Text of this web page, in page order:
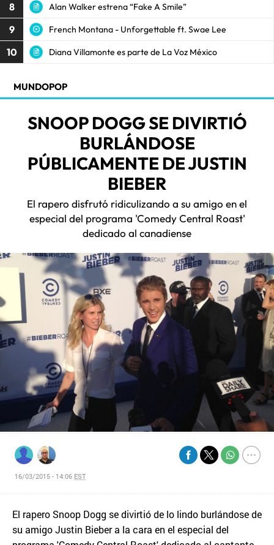
8 Alan Walker estrena “Fake A Smile”
9 French Montana - Unforgettable ft. Swae Lee
10 Diana Villamonte es parte de La Voz México
MUNDOPOP
SNOOP DOGG SE DIVIRTIÓ
BURLÁNDOSE
PÚBLICAMENTE DE JUSTIN
BIEBER
El rapero disfrutó ridiculizando a su amigo en el
especial del programa 'Comedy Central Roast'
dedicado al canadiense
16/03/2015 - 14:06 EST
El rapero Snoop Dogg se divirtió de lo lindo burlándose de
su amigo Justin Bieber a la cara en el especial del